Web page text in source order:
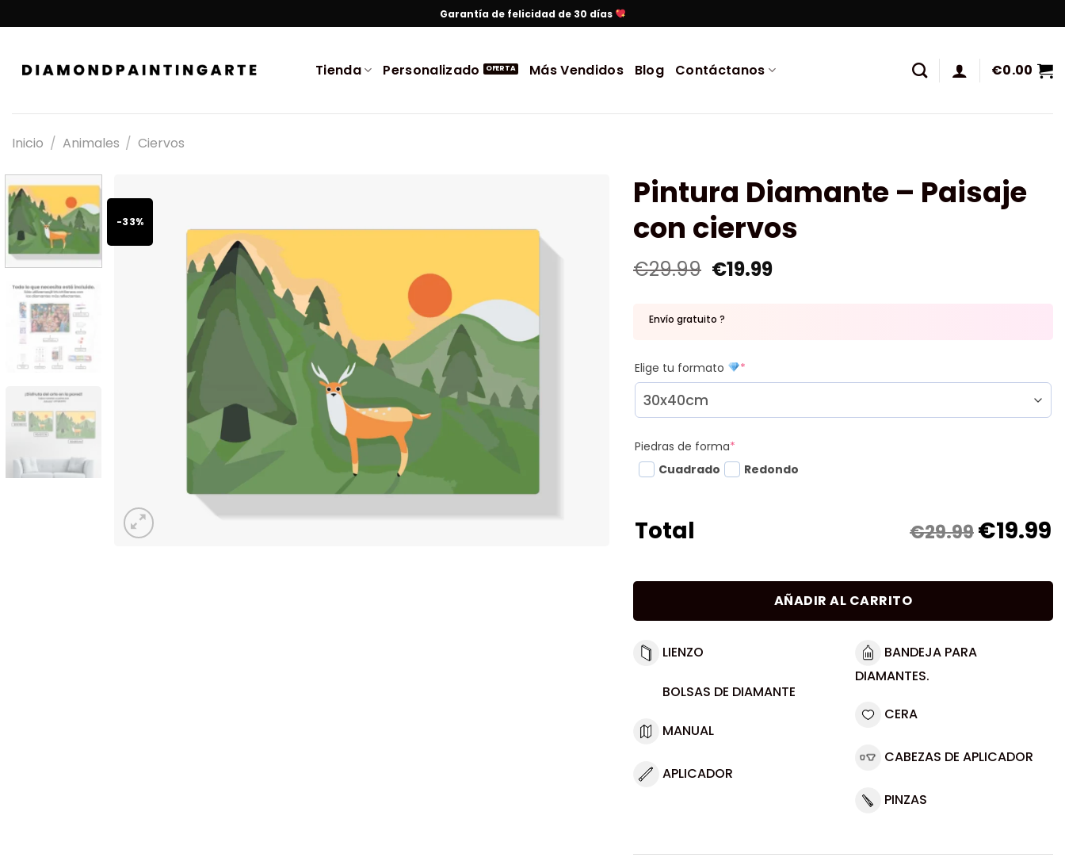
Garantía de felicidad de 30 días
Tienda Personalizado Más Vendidos Blog Contáctanos €0.00
Inicio / Animales / Ciervos
-33%
Pintura Diamante – Paisaje
con ciervos
€29.99 €19.99
Envío gratuito ?
Elige tu formato *
Piedras de forma*
Cuadrado
Redondo
Total €29.99€19.99
AÑADIR AL CARRITO
LIENZO
BOLSAS DE DIAMANTE
MANUAL
APLICADOR
BANDEJA PARA
DIAMANTES.
CERA
CABEZAS DE APLICADOR
PINZAS